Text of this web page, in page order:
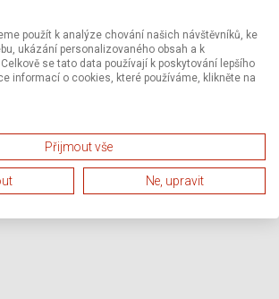
použít k analýze chování našich návštěvníků, ke
ukázání personalizovaného obsah a k
se tato data používají k poskytování lepšího
informací o cookies, které používáme, klikněte na
Přijmout vše
Ne, upravit